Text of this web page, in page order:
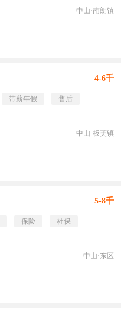
中山·南朗镇
4-6千
带薪年假
售后
中山·板芙镇
5-8千
保险
社保
中山·东区